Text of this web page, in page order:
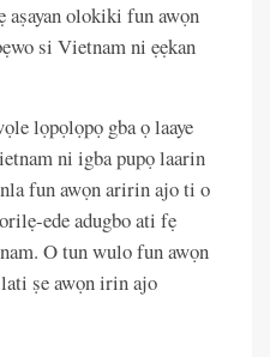
aṣayan olokiki fun awọn
si Vietnam ni ẹẹkan
lọpọlọpọ gba ọ laaye
ni igba pupọ laarin
fun awọn aririn ajo ti o
ede adugbo ati fẹ
O tun wulo fun awọn
ṣe awọn irin ajo